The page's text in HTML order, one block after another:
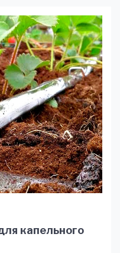
етапі. Ви
поїздках, а
бере на себе
машину,
й підтримку 24/7,
капельного